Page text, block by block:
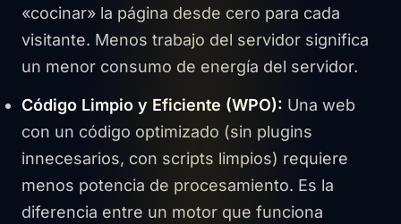
«cocinar» la página desde cero para cada
visitante. Menos trabajo del servidor significa
un menor consumo de energía del servidor.
Código Limpio y Eficiente (WPO): Una web
con un código optimizado (sin plugins
innecesarios, con scripts limpios) requiere
menos potencia de procesamiento. Es la
diferencia entre un motor que funciona